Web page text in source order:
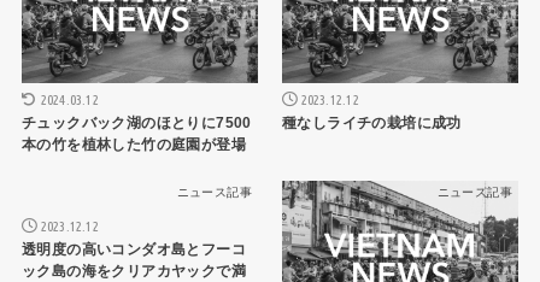
2024.03.12
チュックバック湖のほとりに7500
本の竹を植林した竹の庭園が登場
2023.12.12
種なしライチの栽培に成功
ニュース記事
2023.12.12
透明度の高いコンダオ島とフーコ
ック島の海をクリアカヤックで満
ニュース記事